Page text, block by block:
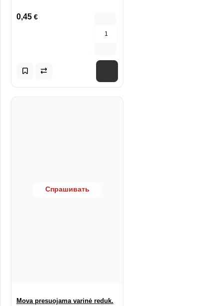
0,45 €
Спрашивать
Mova presuojama varinė reduk.